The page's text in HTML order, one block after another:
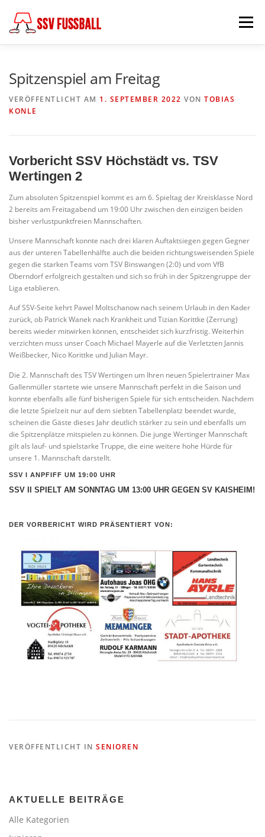
Inhalt
springen
Menü
ABTEILUNGSLEITUNG
FÖDERKREIS SCHIEDSRICHTER CHRONIK
KONTAKT
Spitzenspiel am Freitag
VERÖFFENTLICHT AM 1. SEPTEMBER 2022 VON TOBIAS
KONLE
Vorbericht SSV Höchstädt vs. TSV
Wertingen 2
Zum absoluten Spitzenspiel kommt es am 6. Spieltag der Kreisklasse Nord
2 bereits am Freitagabend um 19:00 Uhr zwischen den einzigen beiden
bisher verlustpunktfreien Mannschaften.
Unsere Mannschaft konnte nach drei klaren Auftaktsiegen gegen Gegner
aus der unteren Tabellenhälfte auch die beiden richtungsweisenden Spiele
gegen die starken Teams vom TSV Binswangen (2:0) und vom VfB
Oberndorf erfolgreich gestalten und sich so früh in der Spitzengruppe der
Liga etablieren.
Auf SSV-Seite kehrt Pawel Moltschanow nach seinem Urlaub in den Kader
zurück, ob Patrick Wanek nach Krankheit und Tizian Korittke (Zerrung)
bereits wieder mitwirken können, entscheidet sich kurzfristig. Weiterhin
verzichten muss unser Coach Michael Mayerle auf die Verletzten Jannis
Weißbecker, Nico Korittke und Julian Mayr.
Die 2. Mannschaft des TSV Wertingen um Ihren neuen Spielertrainer Max
Gallenmüller startete wie unsere Mannschaft perfekt in die Saison und
konnte ebenfalls alle fünf bisherigen Spiele für sich entscheiden. Nachdem
die letzte Spielzeit nur auf dem siebten Tabellenplatz beendet wurde,
scheinen die Gäste dieses Jahr deutlich stärker zu sein und ebenfalls um
die Spitzenplätze mitspielen zu können. Die junge Wertinger Mannschaft
gilt als lauf- und spielstarke Truppe, die eine weitere hohe Hürde für
unsere 1. Mannschaft darstellt.
SSV I ANPFIFF UM 19:00 UHR
SSV II SPIELT AM SONNTAG UM 13:00 UHR GEGEN SV KAISHEIM!
DER VORBERICHT WIRD PRÄSENTIERT VON:
VERÖFFENTLICHT IN SENIOREN
AKTUELLE BEITRÄGE
Alle Kategorien